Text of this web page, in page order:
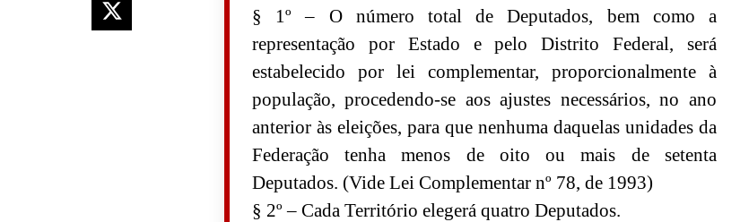
§ 1º – O número total de Deputados, bem como a
representação por Estado e pelo Distrito Federal, será
estabelecido por lei complementar, proporcionalmente à
população, procedendo-se aos ajustes necessários, no ano
anterior às eleições, para que nenhuma daquelas unidades da
Federação tenha menos de oito ou mais de setenta
Deputados. (Vide Lei Complementar nº 78, de 1993)
§ 2º – Cada Território elegerá quatro Deputados.